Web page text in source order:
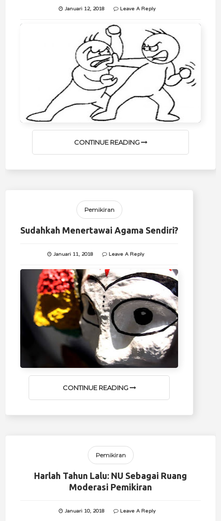
Januari 12, 2018 Leave A Reply
CONTINUE READING
Pemikiran
Sudahkah Menertawai Agama Sendiri?
Januari 11, 2018 Leave A Reply
CONTINUE READING
Pemikiran
Harlah Tahun Lalu: NU Sebagai Ruang
Moderasi Pemikiran
Januari 10, 2018 Leave A Reply